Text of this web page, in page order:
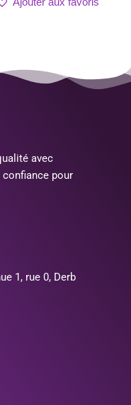
avec
confiance pour
1, rue 0, Derb